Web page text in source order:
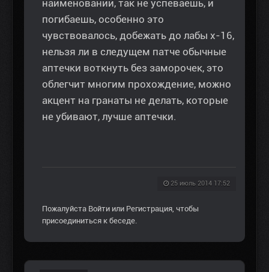
наименований, так не успеваешь, и
погибаешь, особенно это
чувствовалось, добежать до лабы х-16,
нельзя ли в следущем патче обычные
аптечки воткнуть без заморочек, это
облегчит многим прохождение, можно
акцент на гранаты не делать, которые
не убивают, лучше аптечки.
25 июль 2014 17:52
Пожалуйста Войти или Регистрация, чтобы
присоединиться к беседе.